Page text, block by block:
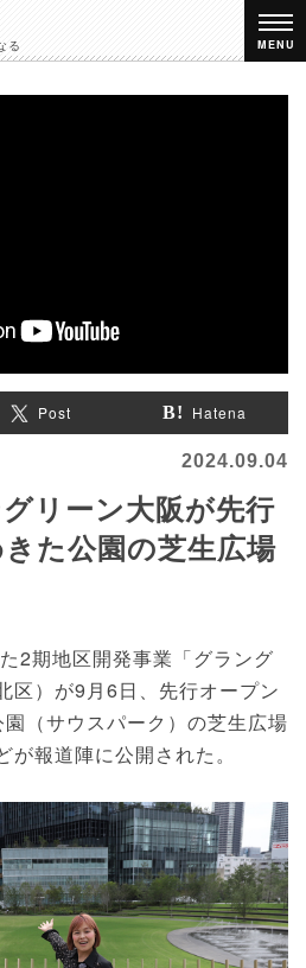
る MENU
Post Hatena
2024.09.04
グリーン大阪が先行
た公園の芝生広場
2期地区開発事業「グラング
区）が9月6日、先行オープン
（サウスパーク）の芝生広場
報道陣に公開された。